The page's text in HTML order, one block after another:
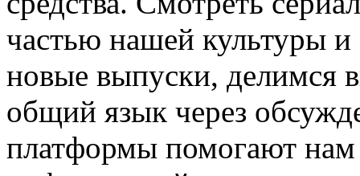
частью нашей культуры
новые выпуски, делимся
общий язык через
платформы помогают нам